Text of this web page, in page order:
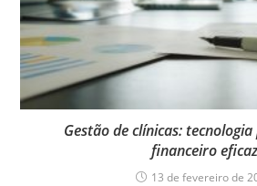
Gestão de clínicas:
financeiro eficaz
13 de fevereiro de